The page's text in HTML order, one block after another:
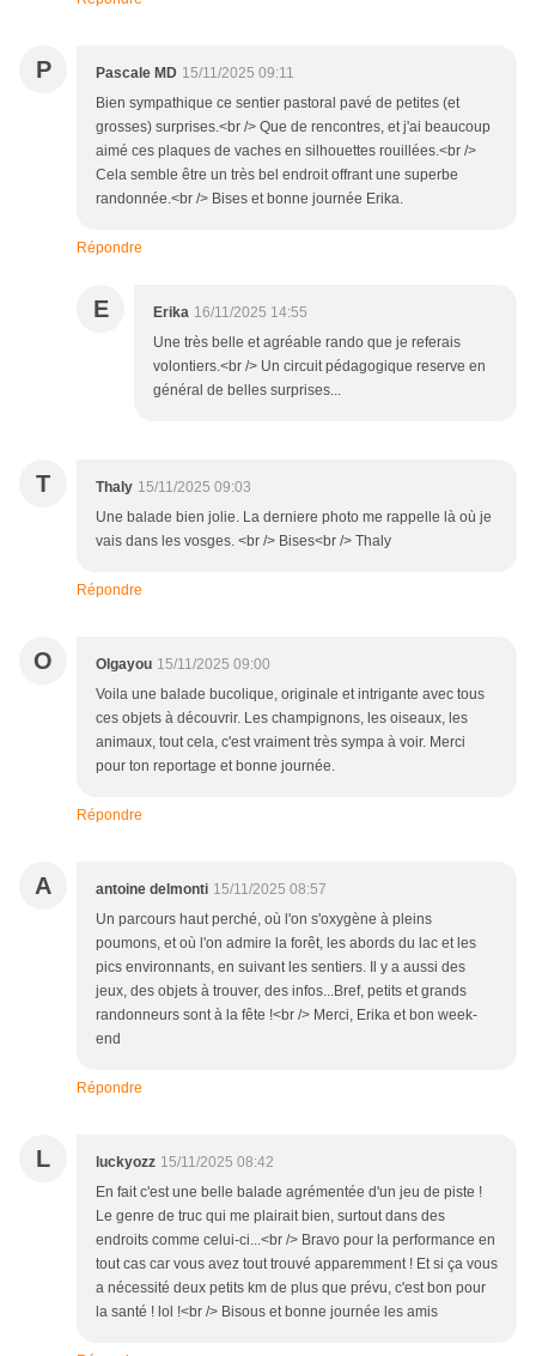
P Pascale MD 15/11/2025 09:11
Bien sympathique ce sentier pastoral pavé de petites (et
grosses) surprises.<br /> Que de rencontres, et j'ai beaucoup
aimé ces plaques de vaches en silhouettes rouillées.<br />
Cela semble être un très bel endroit offrant une superbe
randonnée.<br /> Bises et bonne journée Erika.
Répondre
E Erika 16/11/2025 14:55
Une très belle et agréable rando que je referais
volontiers.<br /> Un circuit pédagogique reserve en
général de belles surprises...
T Thaly 15/11/2025 09:03
Une balade bien jolie. La derniere photo me rappelle là où je
vais dans les vosges. <br /> Bises<br /> Thaly
Répondre
O Olgayou 15/11/2025 09:00
Voila une balade bucolique, originale et intrigante avec tous
ces objets à découvrir. Les champignons, les oiseaux, les
animaux, tout cela, c'est vraiment très sympa à voir. Merci
pour ton reportage et bonne journée.
Répondre
A antoine delmonti 15/11/2025 08:57
Un parcours haut perché, où l'on s'oxygène à pleins
poumons, et où l'on admire la forêt, les abords du lac et les
pics environnants, en suivant les sentiers. Il y a aussi des
jeux, des objets à trouver, des infos...Bref, petits et grands
randonneurs sont à la fête !<br /> Merci, Erika et bon week-
end
Répondre
L luckyozz 15/11/2025 08:42
En fait c'est une belle balade agrémentée d'un jeu de piste !
Le genre de truc qui me plairait bien, surtout dans des
endroits comme celui-ci...<br /> Bravo pour la performance en
tout cas car vous avez tout trouvé apparemment ! Et si ça vous
a nécessité deux petits km de plus que prévu, c'est bon pour
la santé ! lol !<br /> Bisous et bonne journée les amis